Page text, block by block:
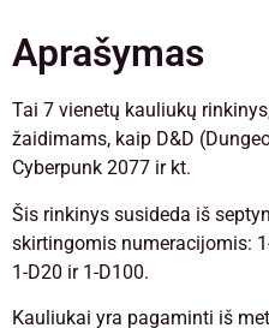
Aprašymas
Tai 7 vienetų kauliukų
žaidimams, kaip D&D
Cyberpunk 2077 ir kt.
Šis rinkinys susideda iš
skirtingomis numeracijomis:
1-D20 ir 1-D100.
Kauliukai yra pagaminti iš